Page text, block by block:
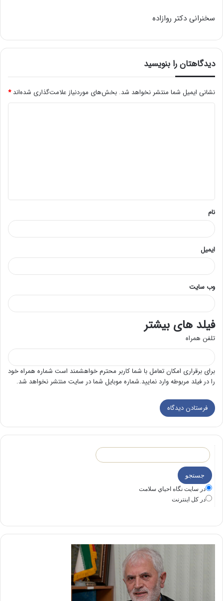
سخنرانی دکتر روازاده
دیدگاهتان را بنویسید
نشانی ایمیل شما منتشر نخواهد شد. بخش‌های موردنیاز علامت‌گذاری شده‌اند*
*
نام
ایمیل
وب‌ سایت
فیلد های بیشتر
تلفن همراه
برای برقراری امکان تعامل با شما کاربر محترم خواهشمند است شماره همراه خود
را در فیلد مربوطه وارد نمایید.شماره موبایل شما در سایت منتشر نخواهد شد.
در سايت نگاه احياي سلامت
در كل اينترنت